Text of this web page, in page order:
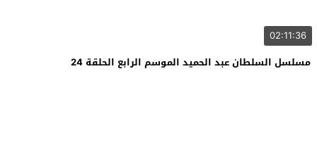
02:11:36
مسلسل السلطان عبد الحميد الموسم الرابع الحلقة 24